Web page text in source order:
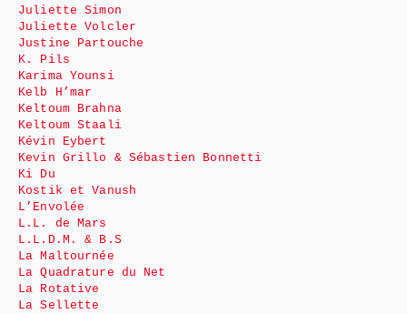
Juliette Simon
Juliette Volcler
Justine Partouche
K. Pils
Karima Younsi
Kelb H’mar
Keltoum Brahna
Keltoum Staali
Kévin Eybert
Kevin Grillo & Sébastien Bonnetti
Ki Du
Kostik et Vanush
L’Envolée
L.L. de Mars
L.L.D.M. & B.S
La Maltournée
La Quadrature du Net
La Rotative
La Sellette